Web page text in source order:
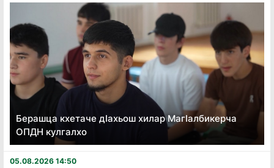
Берашца кхетаче дӏахьош хилар Магӏалбикерча
ОПДН кулгалхо
05.08.2026 14:50